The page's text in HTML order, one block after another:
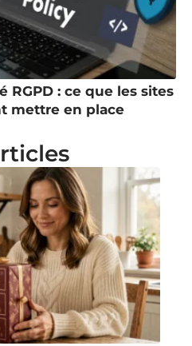
RGPD : ce que les sites
mettre en place